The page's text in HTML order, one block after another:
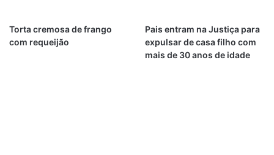
Torta cremosa de frango
com requeijão
Pais entram na Justiça para
expulsar de casa filho com
mais de 30 anos de idade